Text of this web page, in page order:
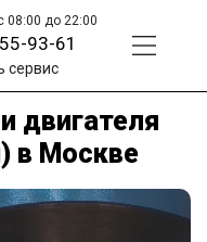
08:00 до 22:00
93-61
сервис
двигателя
в Москве